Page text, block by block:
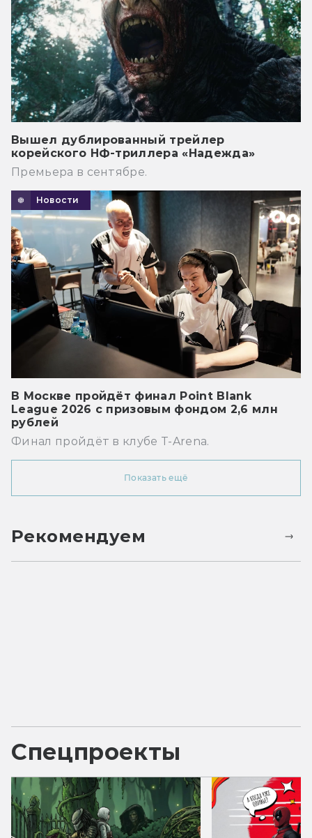
Вышел дублированный трейлер
корейского НФ-триллера «Надежда»
Премьера в сентябре.
Новости
В Москве пройдёт финал Point Blank
League 2026 с призовым фондом 2,6 млн
рублей
Финал пройдёт в клубе T-Arena.
Показать ещё
Рекомендуем
Спецпроекты